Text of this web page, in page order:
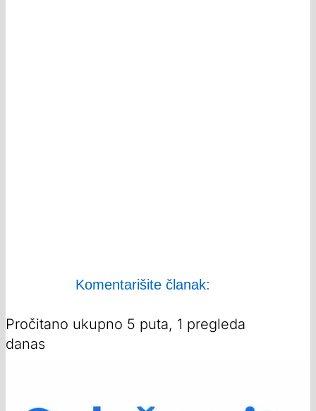
Komentarišite članak:
Pročitano ukupno 5 puta, 1 pregleda
danas